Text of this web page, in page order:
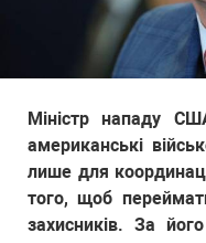
Міністр нападу
американські
лише для
того, щоб
захисників. За